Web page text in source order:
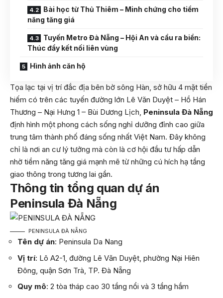
Bài học từ Thủ Thiêm – Minh chứng cho tiềm
năng tăng giá
Tuyến Metro Đà Nẵng – Hội An và cầu ra biển:
Thúc đẩy kết nối liên vùng
Hình ảnh căn hộ
Tọa lạc tại vị trí đắc địa bên bờ sông Hàn, sở hữu 4 mặt tiền
hiếm có trên các tuyến đường lớn Lê Văn Duyệt – Hồ Hán
Thương – Nại Hưng 1 – Bùi Dương Lịch, Peninsula Đà Nẵng
định hình một phong cách sống nghỉ dưỡng đỉnh cao giữa
trung tâm thành phố đáng sống nhất Việt Nam. Đây không
chỉ là nơi an cư lý tưởng mà còn là cơ hội đầu tư hấp dẫn
nhờ tiềm năng tăng giá mạnh mẽ từ những cú hích hạ tầng
giao thông trong tương lai gần.
Thông tin tổng quan dự án
Peninsula Đà Nẵng
PENINSULA ĐÀ NẴNG
Tên dự án: Peninsula Da Nang
Vị trí: Lô A2-1, đường Lê Văn Duyệt, phường Nại Hiên
Đông, quận Sơn Trà, TP. Đà Nẵng
Quy mô: 2 tòa tháp cao 30 tầng nổi và 3 tầng hầm